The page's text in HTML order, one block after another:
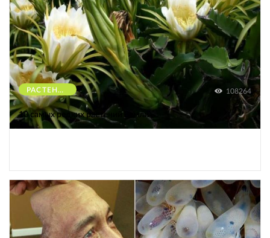
РАСТЕНИЯ 108264
10 самых редких растений Земли